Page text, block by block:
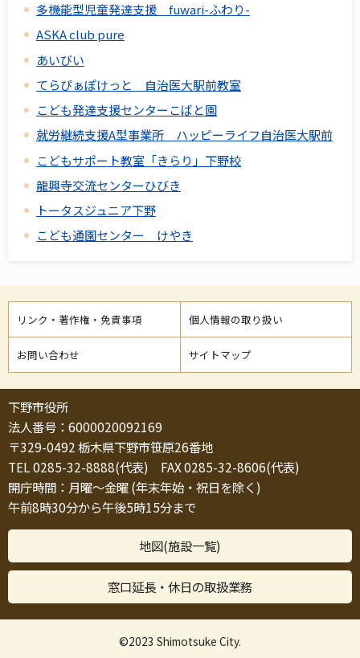
多機能型児童発達支援 fuwari-ふわり-
ASKA club pure
あいびい
てらぴぁぽけっと 自治医大駅前教室
こども発達支援センターこばと園
就労継続支援A型事業所 ハッピーライフ自治医大駅前
こどもサポート教室「きらり」下野校
龍興寺交流センターひびき
トータスジュニア下野
こども通園センター けやき
リンク・著作権・免責事項 個人情報の取り扱い
お問い合わせ サイトマップ
下野市役所
法人番号：6000020092169
〒329-0492 栃木県下野市笹原26番地
TEL 0285-32-8888(代表) FAX 0285-32-8606(代表)
開庁時間：月曜～金曜 (年末年始・祝日を除く)
午前8時30分から午後5時15分まで
地図(施設一覧)
窓口延長・休日の取扱業務
©2023 Shimotsuke City.